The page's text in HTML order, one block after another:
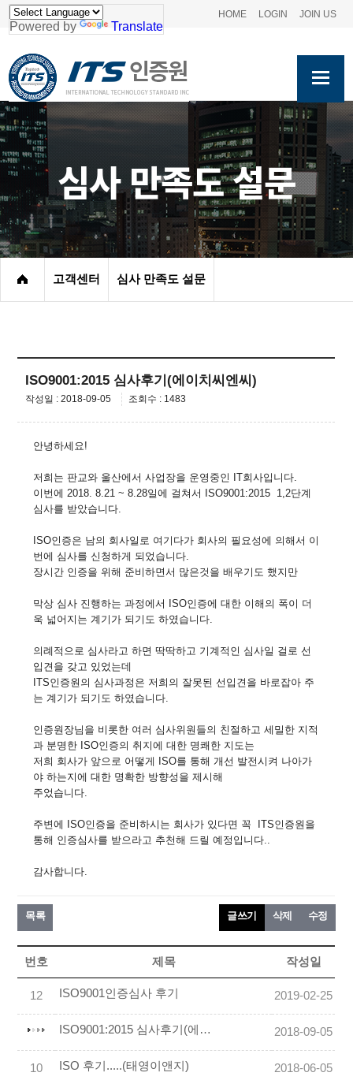
Powered by Translate
HOME LOGIN JOIN US
심사 만족도 설문
고객센터 심사 만족도 설문
ISO9001:2015 심사후기(에이치씨엔씨)
작성일 : 2018-09-05 조회수 : 1483
안녕하세요!
저희는 판교와 울산에서 사업장을 운영중인 IT회사입니다.
이번에 2018. 8.21 ~ 8.28일에 걸쳐서 ISO9001:2015 1,2단계
심사를 받았습니다.
ISO인증은 남의 회사일로 여기다가 회사의 필요성에 의해서 이
번에 심사를 신청하게 되었습니다.
장시간 인증을 위해 준비하면서 많은것을 배우기도 했지만
막상 심사 진행하는 과정에서 ISO인증에 대한 이해의 폭이 더
욱 넓어지는 계기가 되기도 하였습니다.
의례적으로 심사라고 하면 딱딱하고 기계적인 심사일 걸로 선
입견을 갖고 있었는데
ITS인증원의 심사과정은 저희의 잘못된 선입견을 바로잡아 주
는 계기가 되기도 하였습니다.
인증원장님을 비롯한 여러 심사위원들의 친절하고 세밀한 지적
과 분명한 ISO인증의 취지에 대한 명쾌한 지도는
저희 회사가 앞으로 어떻게 ISO를 통해 개선 발전시켜 나아가
야 하는지에 대한 명확한 방향성을 제시해
주었습니다.
주변에 ISO인증을 준비하시는 회사가 있다면 꼭 ITS인증원을
통해 인증심사를 받으라고 추천해 드릴 예정입니다..
감사합니다.
목록 수정
삭제
글쓰기
번호 제목 작성일
12 ISO9001인증심사 후기 2019-02-25
ISO9001:2015 심사후기(에이치씨엔씨) 2018-09-05
10 ISO 후기.....(태영이앤지) 2018-06-05